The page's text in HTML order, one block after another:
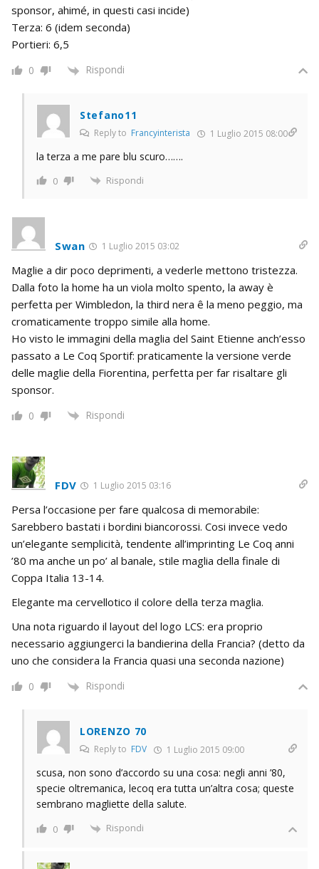
sponsor, ahimé, in questi casi incide)
Terza: 6 (idem seconda)
Portieri: 6,5
0 Rispondi
Stefano11
Reply to Francyinterista 1 Luglio 2015 08:00
la terza a me pare blu scuro…….
0 Rispondi
Swan 1 Luglio 2015 03:02
Maglie a dir poco deprimenti, a vederle mettono tristezza.
Dalla foto la home ha un viola molto spento, la away è
perfetta per Wimbledon, la third nera ê la meno peggio, ma
cromaticamente troppo simile alla home.
Ho visto le immagini della maglia del Saint Etienne anch’esso
passato a Le Coq Sportif: praticamente la versione verde
delle maglie della Fiorentina, perfetta per far risaltare gli
sponsor.
0 Rispondi
FDV 1 Luglio 2015 03:16
Persa l’occasione per fare qualcosa di memorabile:
Sarebbero bastati i bordini biancorossi. Cosi invece vedo
un’elegante semplicità, tendente all’imprinting Le Coq anni
’80 ma anche un po’ al banale, stile maglia della finale di
Coppa Italia 13-14.
Elegante ma cervellotico il colore della terza maglia.
Una nota riguardo il layout del logo LCS: era proprio
necessario aggiungerci la bandierina della Francia? (detto da
uno che considera la Francia quasi una seconda nazione)
0 Rispondi
LORENZO 70
Reply to FDV 1 Luglio 2015 09:00
scusa, non sono d’accordo su una cosa: negli anni ’80,
specie oltremanica, lecoq era tutta un’altra cosa; queste
sembrano magliette della salute.
0 Rispondi